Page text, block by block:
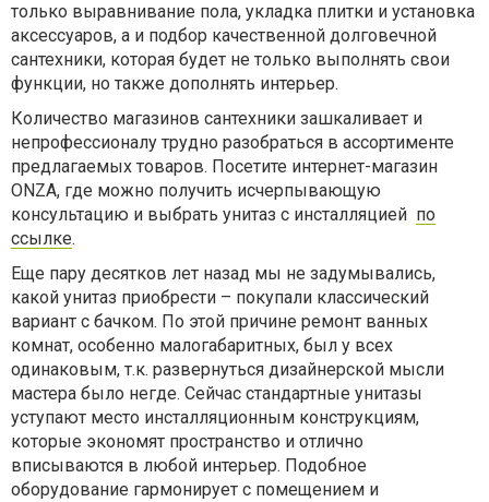
только выравнивание пола, укладка плитки и установка
аксессуаров, а и подбор качественной долговечной
сантехники, которая будет не только выполнять свои
функции, но также дополнять интерьер.
Количество магазинов сантехники зашкаливает и
непрофессионалу трудно разобраться в ассортименте
предлагаемых товаров. Посетите интернет-магазин
ONZA, где можно получить исчерпывающую
консультацию и выбрать унитаз с инсталляцией по
ссылке.
Еще пару десятков лет назад мы не задумывались,
какой унитаз приобрести – покупали классический
вариант с бачком. По этой причине ремонт ванных
комнат, особенно малогабаритных, был у всех
одинаковым, т.к. развернуться дизайнерской мысли
мастера было негде. Сейчас стандартные унитазы
уступают место инсталляционным конструкциям,
которые экономят пространство и отлично
вписываются в любой интерьер. Подобное
оборудование гармонирует с помещением и